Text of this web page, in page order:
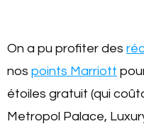
On a pu profiter des
nos points Marriott
étoiles gratuit (qui
Metropol Palace,